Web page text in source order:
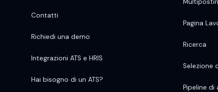
Contatti
Richiedi una demo
Integrazioni ATS e HRIS
Hai bisogno di un ATS?
Pagina
Ricerca
Selezione
Pipeline di